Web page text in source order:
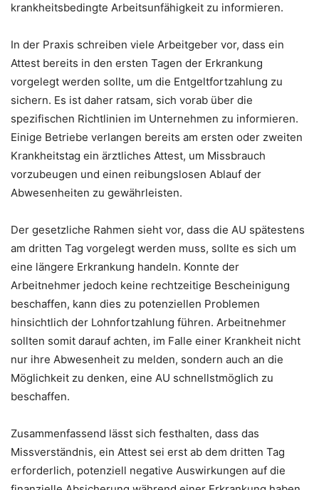
krankheitsbedingte Arbeitsunfähigkeit zu informieren.
In der Praxis schreiben viele Arbeitgeber vor, dass ein
Attest bereits in den ersten Tagen der Erkrankung
vorgelegt werden sollte, um die Entgeltfortzahlung zu
sichern. Es ist daher ratsam, sich vorab über die
spezifischen Richtlinien im Unternehmen zu informieren.
Einige Betriebe verlangen bereits am ersten oder zweiten
Krankheitstag ein ärztliches Attest, um Missbrauch
vorzubeugen und einen reibungslosen Ablauf der
Abwesenheiten zu gewährleisten.
Der gesetzliche Rahmen sieht vor, dass die AU spätestens
am dritten Tag vorgelegt werden muss, sollte es sich um
eine längere Erkrankung handeln. Konnte der
Arbeitnehmer jedoch keine rechtzeitige Bescheinigung
beschaffen, kann dies zu potenziellen Problemen
hinsichtlich der Lohnfortzahlung führen. Arbeitnehmer
sollten somit darauf achten, im Falle einer Krankheit nicht
nur ihre Abwesenheit zu melden, sondern auch an die
Möglichkeit zu denken, eine AU schnellstmöglich zu
beschaffen.
Zusammenfassend lässt sich festhalten, dass das
Missverständnis, ein Attest sei erst ab dem dritten Tag
erforderlich, potenziell negative Auswirkungen auf die